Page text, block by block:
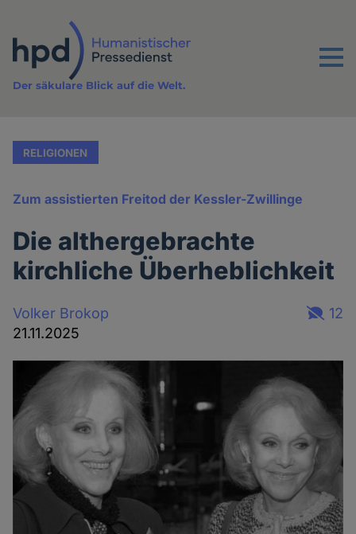
Inhalt
Menu
Der säkulare Blick auf die Welt.
RELIGIONEN
Zum assistierten Freitod der Kessler-Zwillinge
Die althergebrachte
kirchliche Überheblichkeit
Volker Brokop
21.11.2025
12